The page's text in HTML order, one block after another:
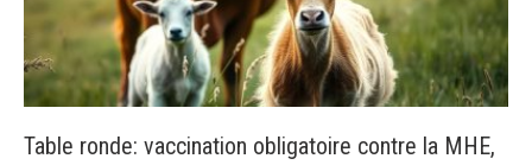
Table ronde: vaccination obligatoire contre la MHE,